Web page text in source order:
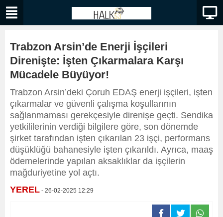
Trabzon Arsin’de Enerji İşçileri
Direnişte: İşten Çıkarmalara Karşı
Mücadele Büyüyor!
Trabzon Arsin’deki Çoruh EDAŞ enerji işçileri, işten
çıkarmalar ve güvenli çalışma koşullarının
sağlanmaması gerekçesiyle direnişe geçti. Sendika
yetkililerinin verdiği bilgilere göre, son dönemde
şirket tarafından işten çıkarılan 23 işçi, performans
düşüklüğü bahanesiyle işten çıkarıldı. Ayrıca, maaş
ödemelerinde yapılan aksaklıklar da işçilerin
mağduriyetine yol açtı.
YEREL - 26-02-2025 12:29